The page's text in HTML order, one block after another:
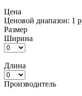
Цена
Ценовой диапазон: 1
Размер
Ширина
Длина
Производитель